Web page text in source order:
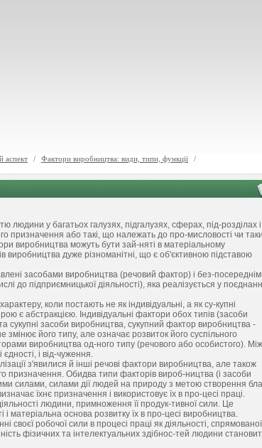
аспект / Фактори виробництва: види, типи, функції /
людини у багатьох галузях, підгалузях, сферах, під-розділах і
призначення або такі, що належать до про-мисловості чи
виробництва можуть бути зай-няті в матеріальному
виробництва дуже різноманітні, що є об'єктивною підставою
засобами виробництва (речовий фактор) і без-
до підприємницької діяльності), яка реалізується у
коли постають не як індивідуальні, а як су-купні
є абстракцією. Індивідуальні фактори обох типів (засоби
сукупні засоби виробництва, сукупний фактор виробництва -
його типу, але означає розвиток його суспільного
виробництва од-ного типу (речового або особистого). Між
і від-чуження.
з'явилися й інші речові фактори виробництва, але також
призначення. Обидва типи факторів вироб-ництва (і засоби
силами, силами дії людей на природу з метою створення
їхнє призначення і використовує їх в про-цесі праці.
людини, примноження її продук-тивної сили. Це
матеріальна основа розвитку їх в про-цесі виробництва.
своєї робочої сили в процесі праці як діяльності, спрямованої
фізичних та інтелектуальних здібнос-тей людини